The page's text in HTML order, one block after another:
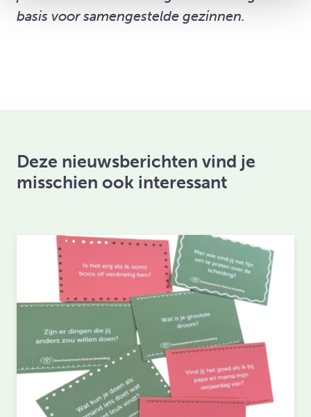
basis voor samengestelde gezinnen.
Deze nieuwsberichten vind je
misschien ook interessant